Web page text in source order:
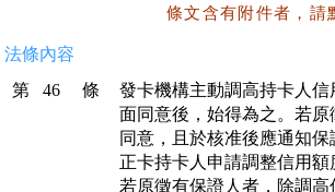
條文含有附件者，請
法條內容
第 46 條
發卡機構主動調高持卡人
面同意後，始得為之。若
同意，且於核准後應通知
正卡持卡人申請調整信用
若原徵有保證人者，除調